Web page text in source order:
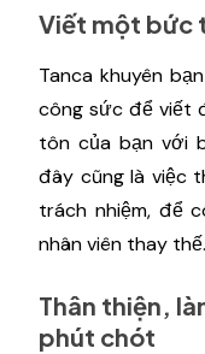
Viết một bức
Tanca khuyên
công sức để viết
tôn của bạn với
đây cũng là việc
trách nhiệm, để
nhân viên thay thế.
Thân thiện,
phút chót